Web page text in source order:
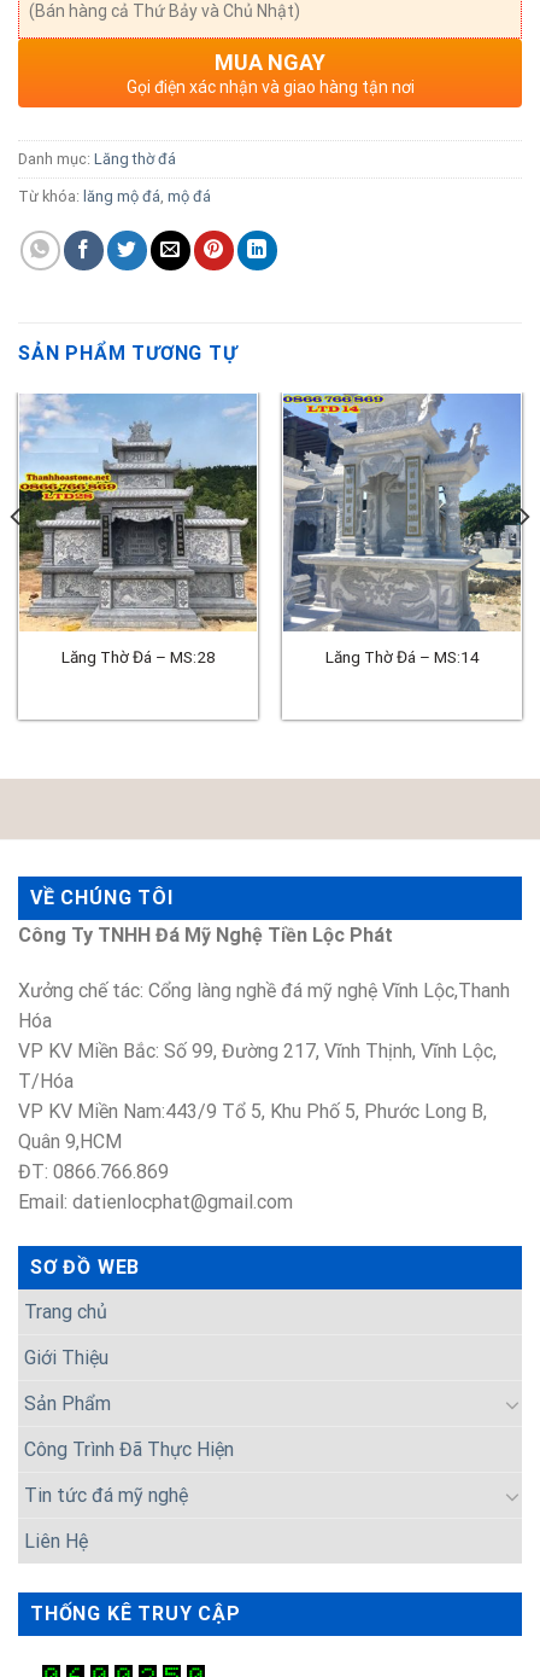
(Bán hàng cả Thứ Bảy và Chủ Nhật)
MUA NGAY
Gọi điện xác nhận và giao hàng tận nơi
Danh mục: Lăng thờ đá
Từ khóa: lăng mộ đá, mộ đá
SẢN PHẨM TƯƠNG TỰ
Lăng Thờ Đá – MS:28 Lăng Thờ Đá – MS:14
VỀ CHÚNG TÔI
Công Ty TNHH Đá Mỹ Nghệ Tiền Lộc Phát
Xưởng chế tác: Cổng làng nghề đá mỹ nghệ Vĩnh Lộc,Thanh
Hóa
VP KV Miền Bắc: Số 99, Đường 217, Vĩnh Thịnh, Vĩnh Lộc,
T/Hóa
VP KV Miền Nam:443/9 Tổ 5, Khu Phố 5, Phước Long B,
Quân 9,HCM
ĐT: 0866.766.869
Email: datienlocphat@gmail.com
SƠ ĐỒ WEB
Trang chủ
Giới Thiệu
Sản Phẩm
Công Trình Đã Thực Hiện
Tin tức đá mỹ nghệ
Liên Hệ
THỐNG KÊ TRUY CẬP